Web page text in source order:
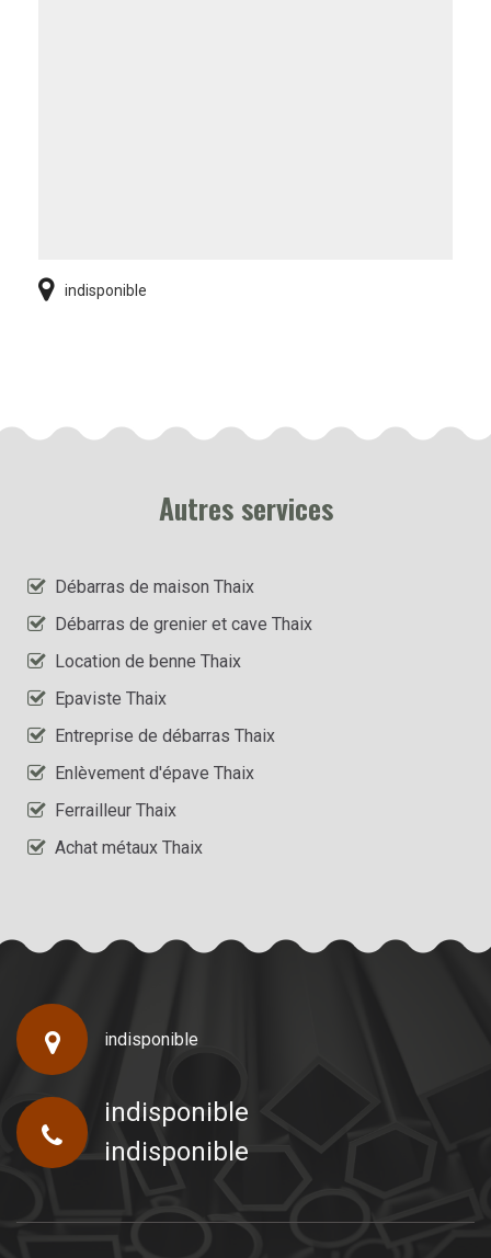
indisponible
Autres services
Débarras de maison Thaix
Débarras de grenier et cave Thaix
Location de benne Thaix
Epaviste Thaix
Entreprise de débarras Thaix
Enlèvement d'épave Thaix
Ferrailleur Thaix
Achat métaux Thaix
indisponible
indisponible
indisponible